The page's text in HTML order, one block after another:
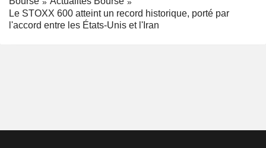
Le STOXX 600 atteint un record historique, porté par
l'accord entre les États-Unis et l'Iran